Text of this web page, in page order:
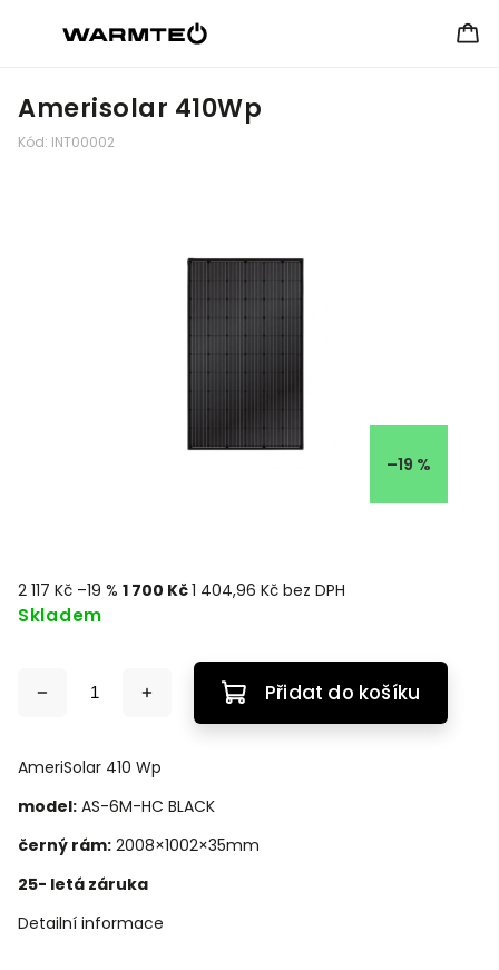
Amerisolar 410Wp
Kód: INT00002
–19 %
2 117 Kč –19 % 1 700 Kč1 404,96 Kč bez DPH
Skladem
Přidat do košíku
AmeriSolar 410 Wp
model: AS-6M-HC BLACK
černý rám: 2008×1002×35mm
25- letá záruka
Detailní informace